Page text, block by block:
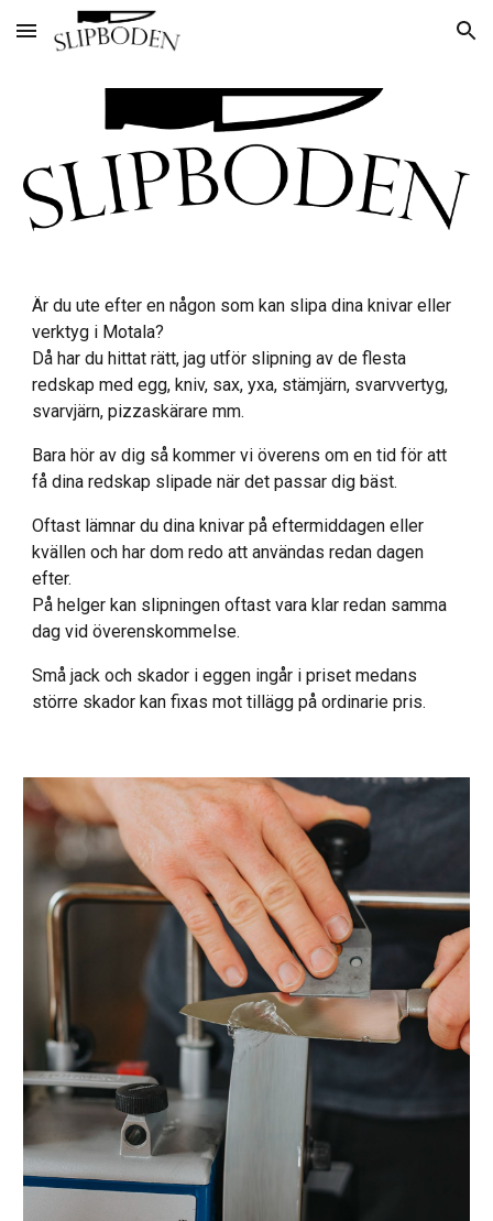
Skip to main content Skip to navigation
Är du ute efter en någon som kan slipa dina knivar eller
verktyg i Motala?
Då har du hittat rätt, jag utför slipning av de flesta
redskap med egg, kniv, sax, yxa, stämjärn, svarvvertyg,
svarvjärn, pizzaskärare mm.
Bara hör av dig så kommer vi överens om en tid för att
få dina redskap slipade när det passar dig bäst.
Oftast lämnar du dina knivar på eftermiddagen eller
kvällen och har dom redo att användas redan dagen
efter.
På helger kan slipningen oftast vara klar redan samma
dag vid överenskommelse.
Små jack och skador i eggen ingår i priset medans
större skador kan fixas mot tillägg på ordinarie pris.